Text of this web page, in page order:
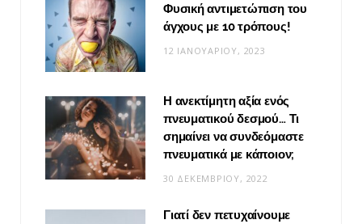
Φυσική αντιμετώπιση του
άγχους με 10 τρόπους!
12 ΙΑΝΟΥΑΡΊΟΥ, 2023
Η ανεκτίμητη αξία ενός
πνευματικού δεσμού… Τι
σημαίνει να συνδεόμαστε
πνευματικά με κάποιον;
30 ΔΕΚΕΜΒΡΊΟΥ, 2022
Γιατί δεν πετυχαίνουμε